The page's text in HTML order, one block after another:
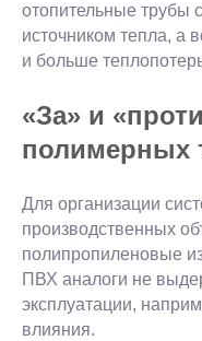
отопительные трубы
источником тепла, а
и больше
«За» и
полимерных
Для организации
производственных
полипропиленовые
ПВХ аналоги не
эксплуатации,
влияния.